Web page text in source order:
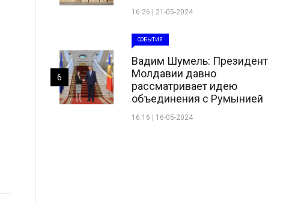
16:26 | 21-05-2024
СОБЫТИЯ
Вадим Шумель: Президент
Молдавии давно
рассматривает идею
объединения с Румынией
16:16 | 16-05-2024
6